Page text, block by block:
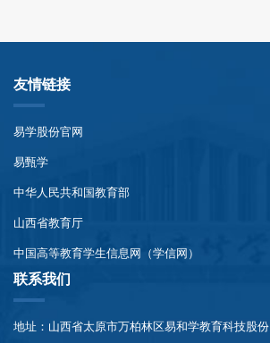
友情链接
易学股份官网
易甄学
中华人民共和国教育部
山西省教育厅
中国高等教育学生信息网（学信网）
联系我们
地址：山西省太原市万柏林区易和学教育科技股份